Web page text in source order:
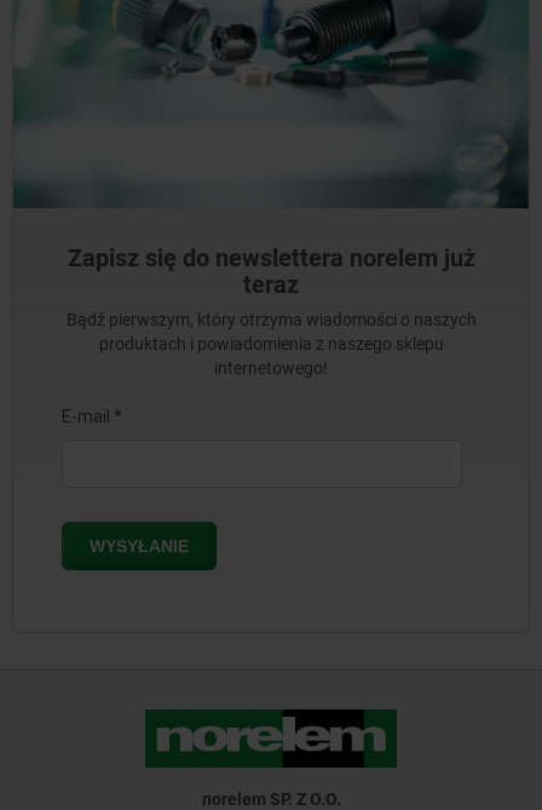
Zapisz się do newslettera norelem już
teraz
Bądź pierwszym, który otrzyma wiadomości o naszych
produktach i powiadomienia z naszego sklepu
internetowego!
norelem SP. Z O.O.